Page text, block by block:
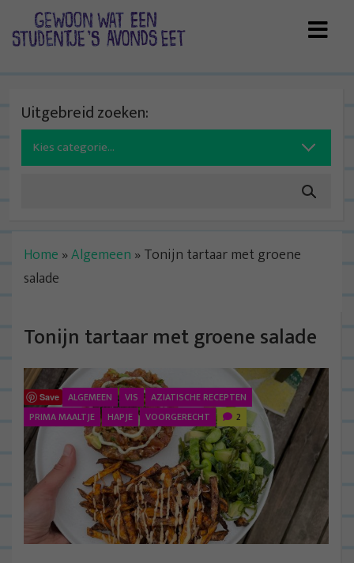
Uitgebreid zoeken:
Search
for:
Home »Algemeen » Tonijn tartaar met groene
salade
Tonijn tartaar met groene salade
Save ALGEMEEN VIS
AZIATISCHE RECEPTEN
PRIMA MAALTJE
HAPJE VOORGERECHT 2